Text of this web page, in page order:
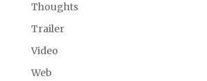
Thoughts
Trailer
Video
Web